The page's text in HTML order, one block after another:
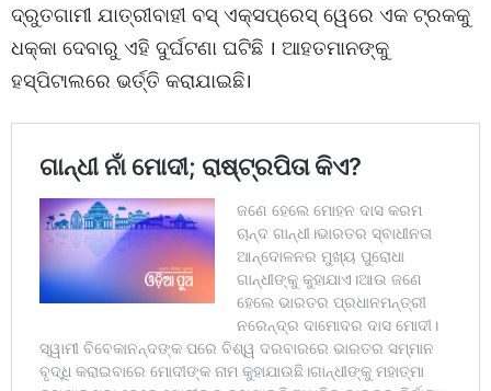
ଦ୍ରୁତଗାମୀ ଯାତ୍ରୀବାହୀ ବସ୍ ଏକ୍ସପ୍ରେସ୍ ୱେରେ ଏକ ଟ୍ରକକୁ
ଧକ୍କା ଦେବାରୁ ଏହି ଦୁର୍ଘଟଣା ଘଟିଛି । ଆହତମାନଙ୍କୁ
ହସ୍ପିଟାଲରେ ଭର୍ତ୍ତି କରାଯାଇଛି।